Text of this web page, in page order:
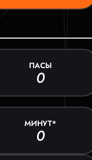
ПАСЫ
0
МИНУТ*
0